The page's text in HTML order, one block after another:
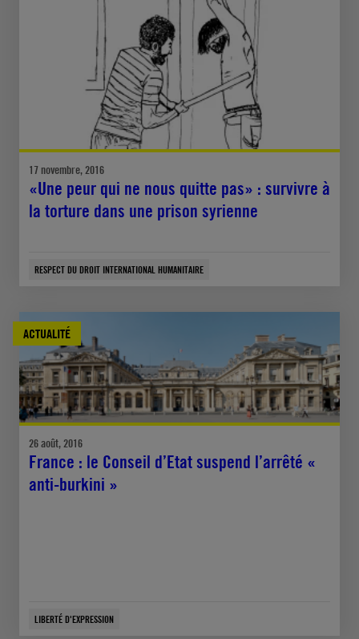
17 novembre, 2016
«Une peur qui ne nous quitte pas» : survivre à
la torture dans une prison syrienne
RESPECT DU DROIT INTERNATIONAL HUMANITAIRE
ACTUALITÉ
26 août, 2016
France : le Conseil d’Etat suspend l’arrêté «
anti-burkini »
LIBERTÉ D'EXPRESSION